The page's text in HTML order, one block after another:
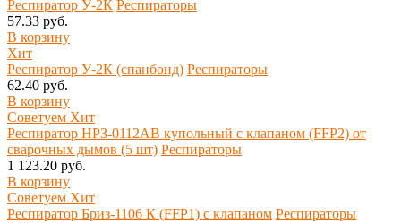
Респиратор У-2К Респираторы
57.33 руб.
В корзину
Хит
Респиратор У-2К (спанбонд) Респираторы
62.40 руб.
В корзину
Советуем Хит
Респиратор НРЗ-0112АВ купольный с клапаном (FFP2) от
сварочных дымов (5 шт) Респираторы
1 123.20 руб.
В корзину
Советуем Хит
Респиратор Бриз-1106 К (FFP1) с клапаном Респираторы